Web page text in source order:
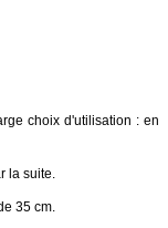
choix d'utilisation : en
la suite.
35 cm.